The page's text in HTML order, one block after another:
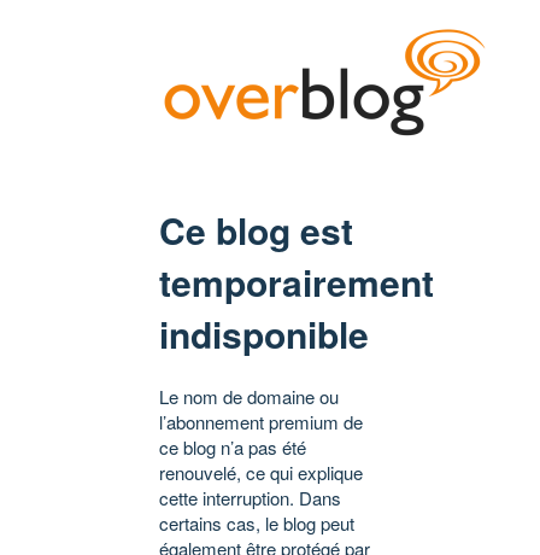
Ce blog est
temporairement
indisponible
Le nom de domaine ou
l’abonnement premium de
ce blog n’a pas été
renouvelé, ce qui explique
cette interruption. Dans
certains cas, le blog peut
également être protégé par